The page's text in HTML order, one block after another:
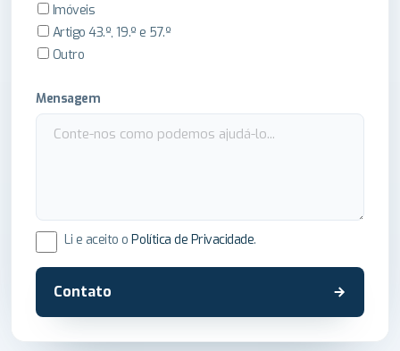
Imóveis
Artigo 43.º, 19.º e 57.º
Outro
Mensagem
Li e aceito oPolítica de Privacidade.
Contato